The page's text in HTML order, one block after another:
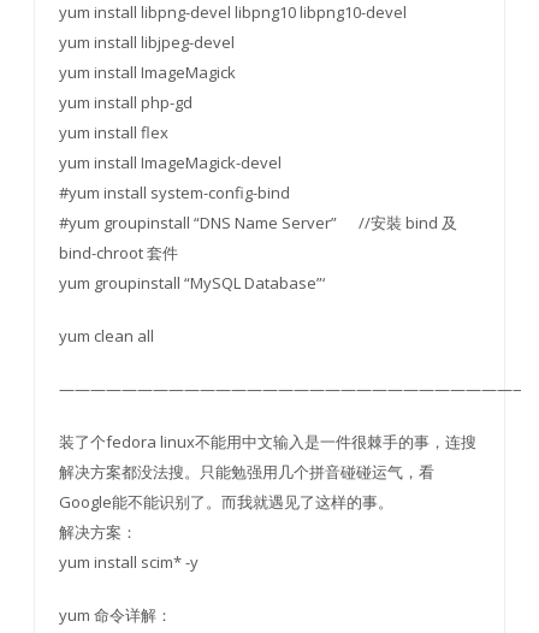
yum install libpng-devel libpng10 libpng10-devel
yum install libjpeg-devel
yum install ImageMagick
yum install php-gd
yum install flex
yum install ImageMagick-devel
#yum install system-config-bind
#yum groupinstall “DNS Name Server” //安裝 bind 及
bind-chroot 套件
yum groupinstall “MySQL Database”‘
yum clean all
装了个fedora linux不能用中文输入是一件很棘手的事，连搜
解决方案都没法搜。只能勉强用几个拼音碰碰运气，看
Google能不能识别了。而我就遇见了这样的事。
解决方案：
yum install scim* -y
yum 命令详解：